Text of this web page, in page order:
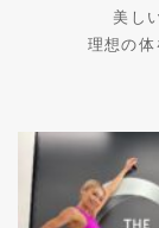
美し
理想の